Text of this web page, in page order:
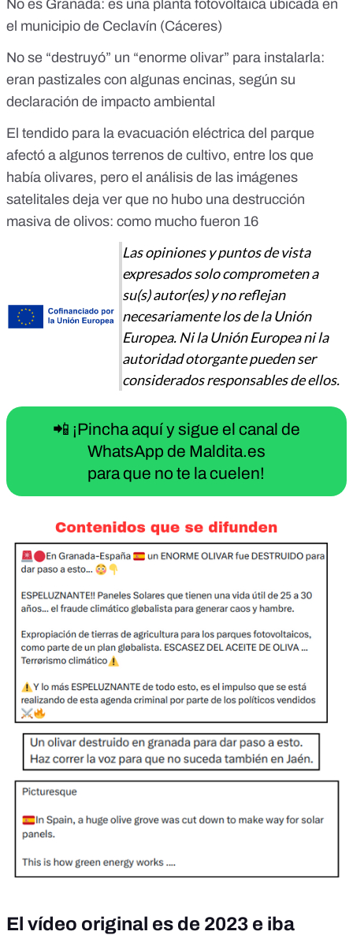
No es Granada: es una planta fotovoltaica ubicada en
el municipio de Ceclavín (Cáceres)
No se “destruyó” un “enorme olivar” para instalarla:
eran pastizales con algunas encinas, según su
declaración de impacto ambiental
El tendido para la evacuación eléctrica del parque
afectó a algunos terrenos de cultivo, entre los que
había olivares, pero el análisis de las imágenes
satelitales deja ver que no hubo una destrucción
masiva de olivos: como mucho fueron 16
Las opiniones y puntos de vista
expresados solo comprometen a
su(s) autor(es) y no reflejan
necesariamente los de la Unión
Europea. Ni la Unión Europea ni la
autoridad otorgante pueden ser
considerados responsables de ellos.
📲 ¡Pincha aquí y sigue el canal de
WhatsApp de Maldita.es
para que no te la cuelen!
El vídeo original es de 2023 e iba